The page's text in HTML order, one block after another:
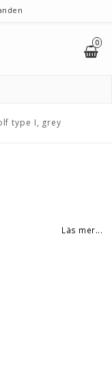
0
type I, grey
Läs mer...